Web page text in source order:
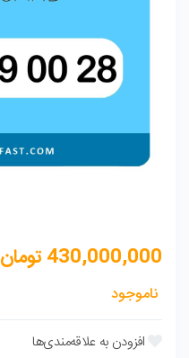
430,000,000تومان
ناموجود